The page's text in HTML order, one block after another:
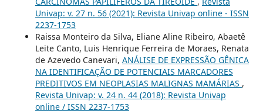
Univap: v. 27 n. 56 (2021): Revista Univap online - ISSN
2237-1753
Raissa Monteiro da Silva, Eliane Aline Ribeiro, Abaetê
Leite Canto, Luis Henrique Ferreira de Moraes, Renata
de Azevedo Canevari, ANÁLISE DE EXPRESSÃO GÊNICA
NA IDENTIFICAÇÃO DE POTENCIAIS MARCADORES
PREDITIVOS EM NEOPLASIAS MALIGNAS MAMÁRIAS ,
Revista Univap: v. 24 n. 44 (2018): Revista Univap
online / ISSN 2237-1753